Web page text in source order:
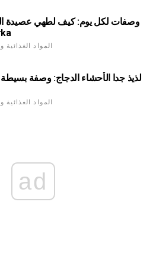
وصفات لكل يوم: كيف لطهي عصيدة
المواد
لذيذ جدا الأحشاء الدجاج: وصفة
المواد
ad